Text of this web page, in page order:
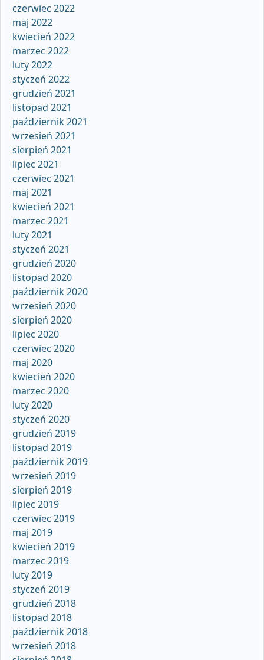
czerwiec 2022
maj 2022
kwiecień 2022
marzec 2022
luty 2022
styczeń 2022
grudzień 2021
listopad 2021
październik 2021
wrzesień 2021
sierpień 2021
lipiec 2021
czerwiec 2021
maj 2021
kwiecień 2021
marzec 2021
luty 2021
styczeń 2021
grudzień 2020
listopad 2020
październik 2020
wrzesień 2020
sierpień 2020
lipiec 2020
czerwiec 2020
maj 2020
kwiecień 2020
marzec 2020
luty 2020
styczeń 2020
grudzień 2019
listopad 2019
październik 2019
wrzesień 2019
sierpień 2019
lipiec 2019
czerwiec 2019
maj 2019
kwiecień 2019
marzec 2019
luty 2019
styczeń 2019
grudzień 2018
listopad 2018
październik 2018
wrzesień 2018